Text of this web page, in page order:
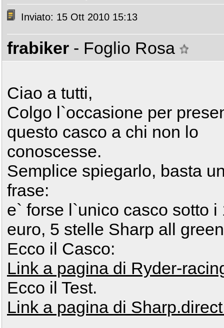
Inviato: 15 Ott 2010 15:13
frabiker - Foglio Rosa
Ciao a tutti,
Colgo l`occasione per
questo casco a chi non lo
conoscesse.
Semplice spiegarlo, basta
frase:
e` forse l`unico casco sotto i
euro, 5 stelle Sharp all
Ecco il Casco:
Link a pagina di Ryder-
Ecco il Test.
Link a pagina di